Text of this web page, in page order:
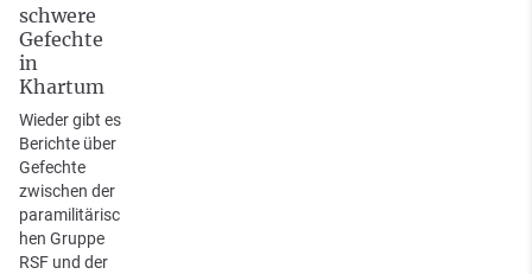
schwere
Gefechte
in
Khartum
Wieder gibt es
Berichte über
Gefechte
zwischen der
paramilitärisc
hen Gruppe
RSF und der